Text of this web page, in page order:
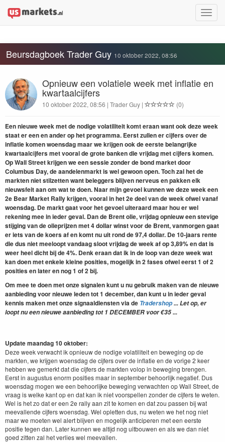
Toggle
Beursdagboek Trader Guy 10 oktober 2022, 08:56
Opnieuw een volatiele week met inflatie en
kwartaalcijfers
10 oktober 2022, 08:56 | Trader Guy | (0)
Een nieuwe week met de nodige volatiliteit komt eraan want ook deze week
staat er een en ander op het programma. Eerst zullen er cijfers over de
inflatie komen woensdag maar we krijgen ook de eerste belangrijke
kwartaalcijfers met vooral de grote banken die vrijdag met cijfers komen.
Op Wall Street krijgen we een sessie zonder de bond market door
Columbus Day, de aandelenmarkt is wel gewoon open. Toch zal het de
markten niet stilzetten want beleggers blijven nerveus en pakken elk
nieuwsfeit aan om wat te doen. Naar mijn gevoel kunnen we deze week een
2e Bear Market Rally krijgen, vooral in het 2e deel van de week ofwel vanaf
woensdag. De markt gaat voor het gevoel uiteraard maar hou er wel
rekening mee in ieder geval. Dan de Brent olie, vrijdag opnieuw een stevige
stijging van de olieprijzen met 4 dollar winst voor de Brent, vanmorgen gaat
er iets van de koers af en komt nu uit rond de 97,4 dollar. De 10-jaars rente
die dus niet meeloopt vandaag sloot vrijdag de week af op 3,89% en dat is
weer heel dicht bij de 4%. Denk eraan dat ik in de loop van deze week wat
kan doen met enkele kleine posities, mogelijk in 2 fases ofwel eerst 1 of 2
posities en later en nog 1 of 2 bij.
Om mee te doen met onze signalen kunt u nu gebruik maken van de nieuwe
aanbieding voor nieuwe leden tot 1 december, dan kunt u in ieder geval
kennis maken met onze signaaldienstenvia de Tradershop... Let op, er
loopt nu een nieuwe aanbieding tot 1 DECEMBER voor €35 ...
Update maandag 10oktober:
Deze week verwacht ik opnieuw de nodige volatiliteit en beweging op de
markten, we krijgen woensdag de cijfers over de inflatie en de vorige 2 keer
hebben we gemerkt dat die cijfers de markten volop in beweging brengen.
Eerst in augustus enorm posities maar in september behoorlijk negatief. Dus
woensdag mogen we een behoorlijke beweging verwachten op Wall Street, de
vraag is welke kant op en dat kan ik niet voorspellen zonder de cijfers te weten.
Wel is het zo dat er een 2e rally aan zit te komen en dat zou passen bij wat
meevallende cijfers woensdag. Wel opletten dus, nu weten we het nog niet
maar we moeten wel alert blijven en mogelijk anticiperen met een eerste
positie tegen dan. Later kunnen we altijd nog uitbouwen en als we dan niet
goed zitten zal het verlies wel meevallen.